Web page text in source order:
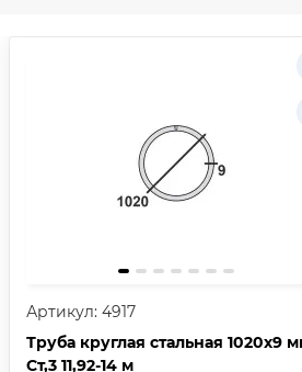
Артикул: 4917
Труба круглая стальная 1020х9
Ст,3 11,92-14 м